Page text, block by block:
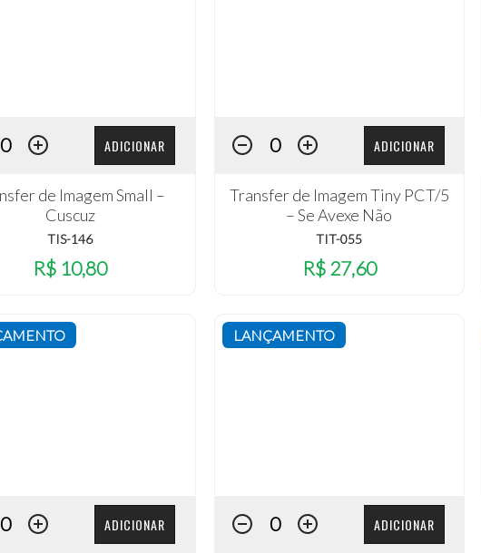
ADICIONAR
de Imagem Small –
Cuscuz
TIS-146
R$ 10,80
ADICIONAR
Transfer de Imagem Tiny PCT/5
– Se Avexe Não
TIT-055
R$ 27,60
ADICIONAR
LANÇAMENTO
ADICIONAR